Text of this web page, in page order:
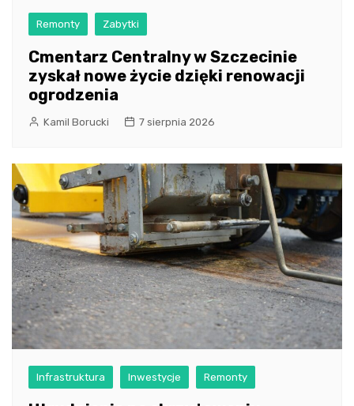
Remonty Zabytki
Cmentarz Centralny w Szczecinie
zyskał nowe życie dzięki renowacji
ogrodzenia
Kamil Borucki 7 sierpnia 2026
Infrastruktura Inwestycje Remonty